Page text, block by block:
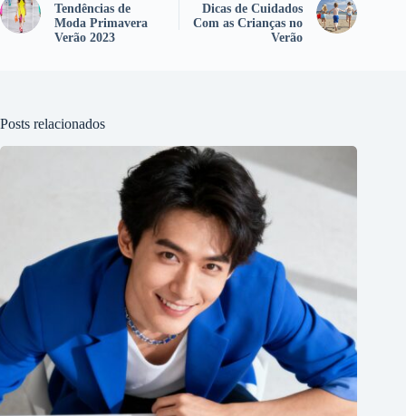
Tendências de
Moda Primavera
Verão 2023
Dicas de Cuidados
Com as Crianças no
Verão
Posts relacionados